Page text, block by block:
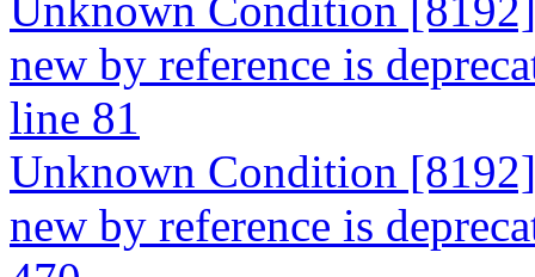
new by reference is
line 81
Unknown Condition
new by reference is